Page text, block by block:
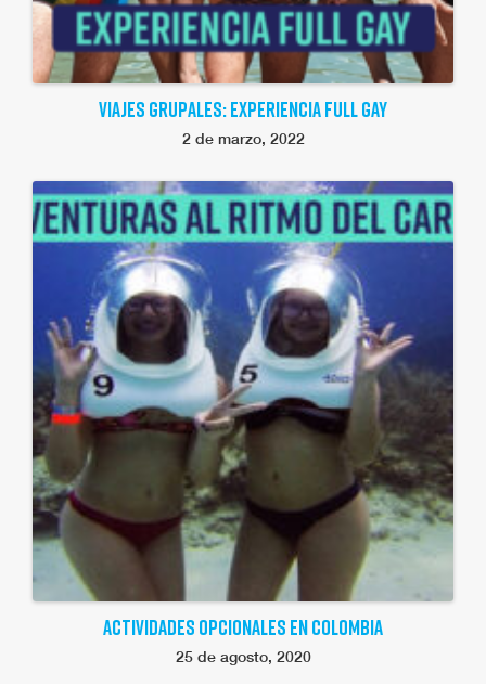
VIAJES GRUPALES: EXPERIENCIA FULL GAY
2 de marzo, 2022
ACTIVIDADES OPCIONALES EN COLOMBIA
25 de agosto, 2020